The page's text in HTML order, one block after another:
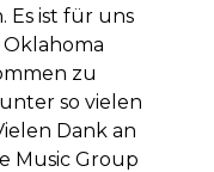
ist für uns
zu
so vielen
Dank an
Music Group